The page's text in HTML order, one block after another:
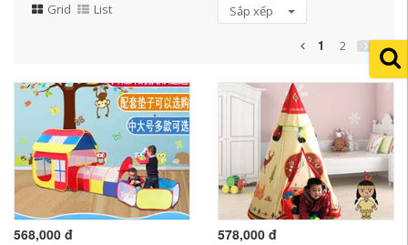
Grid List Sắp xếp
1 2
568,000 đ 578,000 đ